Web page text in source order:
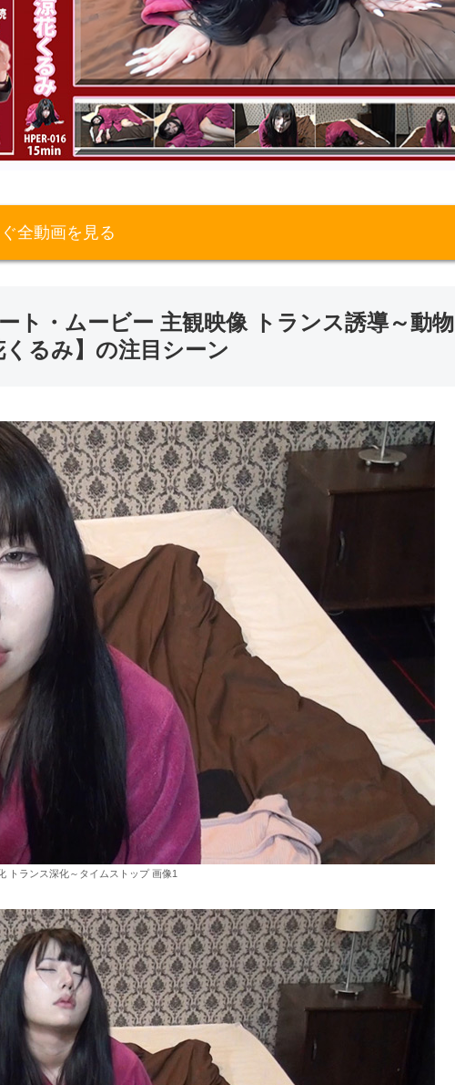
全動画を見る
ト・ムービー 主観映像 トランス誘導～動物
るみ】の注目シーン
トランス深化～タイムストップ 画像1